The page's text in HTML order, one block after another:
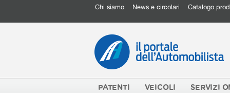
Chi siamo News e circolari Catalogo
PATENTI VEICOLI SERVIZI